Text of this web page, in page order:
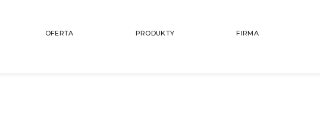
OFERTA PRODUKTY FIRMA